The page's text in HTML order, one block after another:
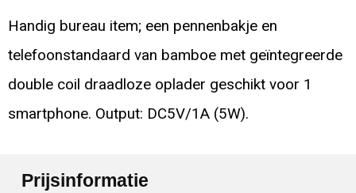
Handig bureau item; een pennenbakje en
telefoonstandaard van bamboe met geïntegreerde
double coil draadloze oplader geschikt voor 1
smartphone. Output: DC5V/1A (5W).
Prijsinformatie